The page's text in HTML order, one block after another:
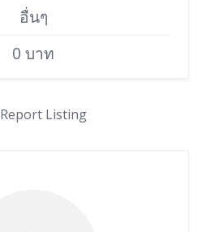
อื่นๆ
0 บาท
Report Listing